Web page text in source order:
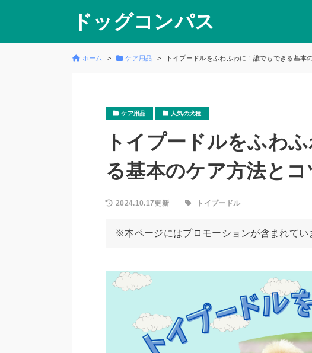
ドッグコンパス
ホーム ケア用品 トイプードルをふわふわに！誰でもできる基本
ケア用品 人気の犬種
トイプードルをふわ
る基本のケア方法と
2024.10.17更新 トイプードル
※本ページにはプロモーションが含まれてい